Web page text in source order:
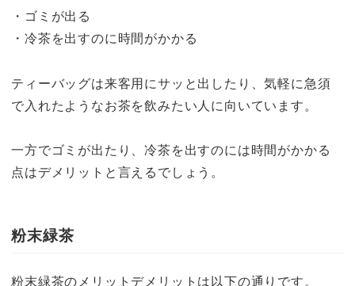
・ゴミが出る
・冷茶を出すのに時間がかかる
ティーバッグは来客用にサッと出したり、気軽に急須
で入れたようなお茶を飲みたい人に向いています。
一方でゴミが出たり、冷茶を出すのには時間がかかる
点はデメリットと言えるでしょう。
粉末緑茶
粉末緑茶のメリットデメリットは以下の通りです。